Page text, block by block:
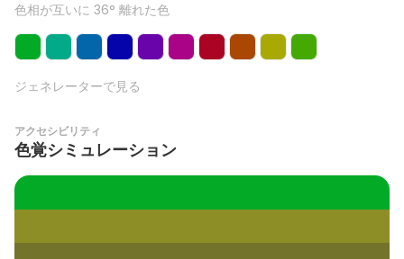
色相が互いに 36° 離れた色
ジェネレーターで見る
アクセシビリティ
色覚シミュレーション